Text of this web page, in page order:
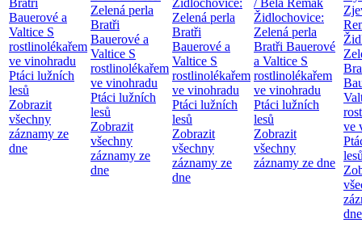
Bratři
Bauerové a
Valtice S
rostlinolékařem
ve vinohradu
Ptáci lužních
lesů
Zobrazit
všechny
záznamy ze
dne
Zelená perla
Bratři
Bauerové a
Valtice S
rostlinolékařem
ve vinohradu
Ptáci lužních
lesů
Zobrazit
všechny
záznamy ze
dne
Židlochovice:
Zelená perla
Bratři
Bauerové a
Valtice S
rostlinolékařem
ve vinohradu
Ptáci lužních
lesů
Zobrazit
všechny
záznamy ze
dne
/ Bela Remak
Židlochovice:
Zelená perla
Bratři Bauerové
a Valtice S
rostlinolékařem
ve vinohradu
Ptáci lužních
lesů
Zobrazit
všechny
záznamy ze dne
ve
dne